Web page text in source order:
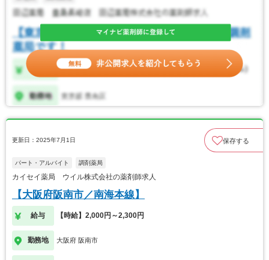
更新日：2025年7月1日 保存する
パート・アルバイト 調剤薬局
カイセイ薬局 ウイル株式会社の薬剤師求人
【大阪府阪南市／南海本線】
給与 【時給】2,000円～2,300円
勤務地 大阪府 阪南市